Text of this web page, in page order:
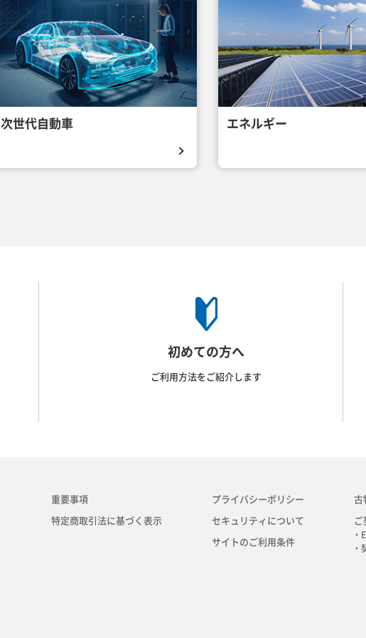
次世代自動車 エネルギー
初めての方へ
ご利用方法をご紹介します
重要事項
特定商取引法に基づく表示
プライバシーポリシー
セキュリティについて
サイトのご利用条件
古
ご
・
・